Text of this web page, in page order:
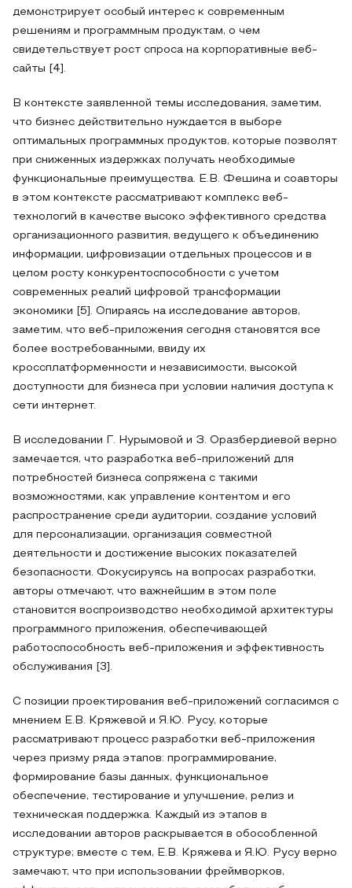
демонстрирует особый интерес к современным
решениям и программным продуктам, о чем
свидетельствует рост спроса на корпоративные веб-
сайты [4].
В контексте заявленной темы исследования, заметим,
что бизнес действительно нуждается в выборе
оптимальных программных продуктов, которые позволят
при сниженных издержках получать необходимые
функциональные преимущества. Е.В. Фешина и соавторы
в этом контексте рассматривают комплекс веб-
технологий в качестве высоко эффективного средства
организационного развития, ведущего к объединению
информации, цифровизации отдельных процессов и в
целом росту конкурентоспособности с учетом
современных реалий цифровой трансформации
экономики [5]. Опираясь на исследование авторов,
заметим, что веб-приложения сегодня становятся все
более востребованными, ввиду их
кроссплатформенности и независимости, высокой
доступности для бизнеса при условии наличия доступа к
сети интернет.
В исследовании Г. Нурымовой и З. Оразбердиевой верно
замечается, что разработка веб-приложений для
потребностей бизнеса сопряжена с такими
возможностями, как управление контентом и его
распространение среди аудитории, создание условий
для персонализации, организация совместной
деятельности и достижение высоких показателей
безопасности. Фокусируясь на вопросах разработки,
авторы отмечают, что важнейшим в этом поле
становится воспроизводство необходимой архитектуры
программного приложения, обеспечивающей
работоспособность веб-приложения и эффективность
обслуживания [3].
С позиции проектирования веб-приложений согласимся с
мнением Е.В. Кряжевой и Я.Ю. Русу, которые
рассматривают процесс разработки веб-приложения
через призму ряда этапов: программирование,
формирование базы данных, функциональное
обеспечение, тестирование и улучшение, релиз и
техническая поддержка. Каждый из этапов в
исследовании авторов раскрывается в обособленной
структуре; вместе с тем, Е.В. Кряжева и Я.Ю. Русу верно
замечают, что при использовании фреймворков,